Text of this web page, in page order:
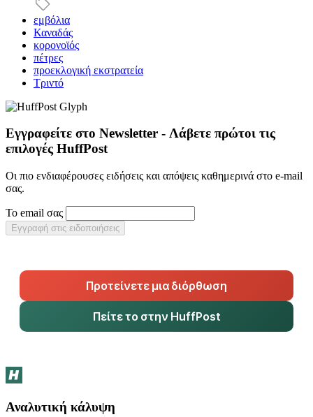
εμβόλια
Καναδάς
κορονοϊός
πέτρες
προεκλογική εκστρατεία
Τριντό
Εγγραφείτε στο Newsletter - Λάβετε πρώτοι τις
επιλογές HuffPost
Οι πιο ενδιαφέρουσες ειδήσεις και απόψεις καθημερινά στο e-mail
σας.
Το email σας
Εγγραφή στις ειδοποιήσεις
Προτείνετε μια διόρθωση
Πείτε το στην HuffPost
Αναλυτική κάλυψη